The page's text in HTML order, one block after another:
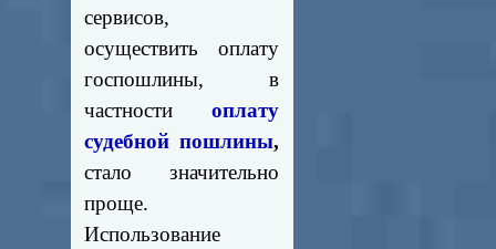
сервисов,
осуществить оплату
госпошлины, в
частности оплату
судебной пошлины,
стало значительно
проще.
Использование